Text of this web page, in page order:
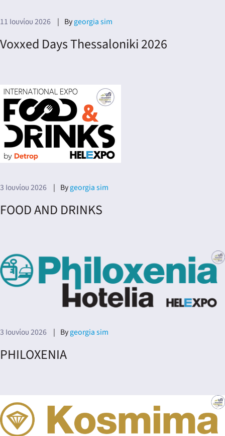
11 Ιουνίου 2026 Bygeorgia sim
Voxxed Days Thessaloniki 2026
3 Ιουνίου 2026 Bygeorgia sim
FOOD AND DRINKS
3 Ιουνίου 2026 Bygeorgia sim
PHILOXENIA